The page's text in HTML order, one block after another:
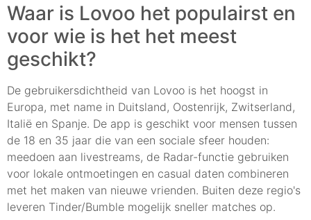
Waar is Lovoo het populairst en
voor wie is het het meest
geschikt?
De gebruikersdichtheid van Lovoo is het hoogst in
Europa, met name in Duitsland, Oostenrijk, Zwitserland,
Italië en Spanje. De app is geschikt voor mensen tussen
de 18 en 35 jaar die van een sociale sfeer houden:
meedoen aan livestreams, de Radar-functie gebruiken
voor lokale ontmoetingen en casual daten combineren
met het maken van nieuwe vrienden. Buiten deze regio's
leveren Tinder/Bumble mogelijk sneller matches op.